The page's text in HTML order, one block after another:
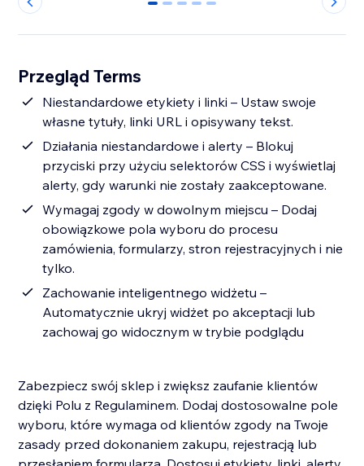
0 1 2 3 4
Przegląd Terms
Niestandardowe etykiety i linki – Ustaw swoje
własne tytuły, linki URL i opisywany tekst.
Działania niestandardowe i alerty – Blokuj
przyciski przy użyciu selektorów CSS i wyświetlaj
alerty, gdy warunki nie zostały zaakceptowane.
Wymagaj zgody w dowolnym miejscu – Dodaj
obowiązkowe pola wyboru do procesu
zamówienia, formularzy, stron rejestracyjnych i nie
tylko.
Zachowanie inteligentnego widżetu –
Automatycznie ukryj widżet po akceptacji lub
zachowaj go widocznym w trybie podglądu
Zabezpiecz swój sklep i zwiększ zaufanie klientów
dzięki Polu z Regulaminem. Dodaj dostosowalne pole
wyboru, które wymaga od klientów zgody na Twoje
zasady przed dokonaniem zakupu, rejestracją lub